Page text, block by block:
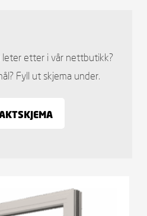
etter i vår nettbutikk?
Fyll ut skjema under.